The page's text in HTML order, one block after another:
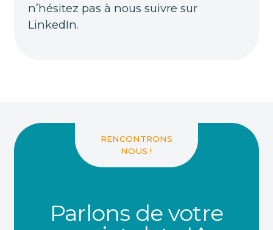
n’hésitez pas à nous suivre sur
LinkedIn.
RENCONTRONS
NOUS !
Parlons de votre